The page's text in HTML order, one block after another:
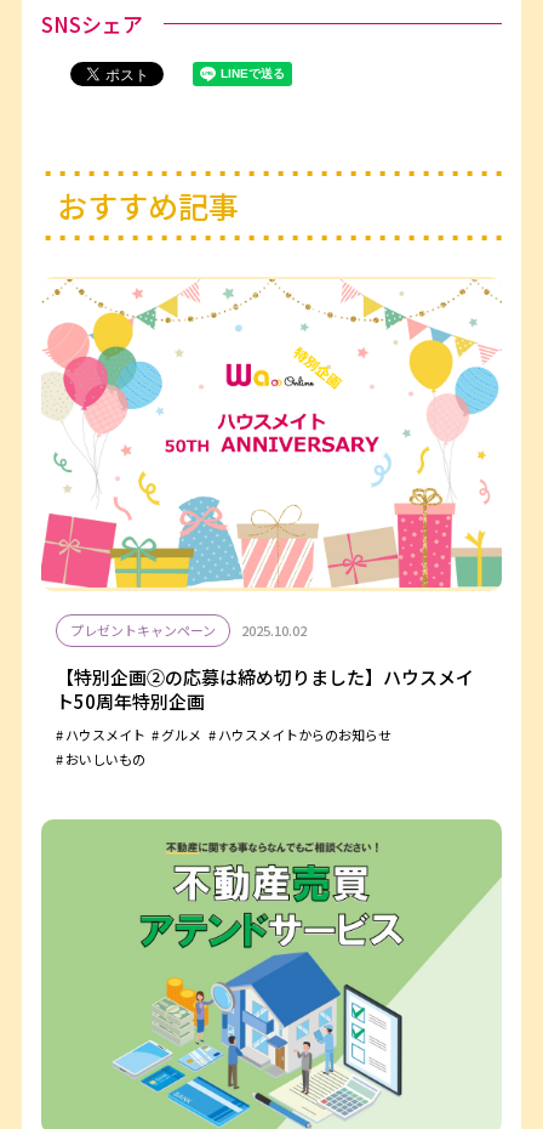
SNSシェア
おすすめ記事
プレゼントキャンペーン 2025.10.02
【特別企画②の応募は締め切りました】ハウスメイ
ト50周年特別企画
ハウスメイト グルメ
ハウスメイトからのお知らせ
おいしいもの